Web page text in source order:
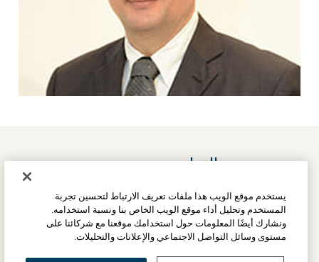
التطبيب عن بعد
لقد باتت عملية استفادة المرضى في جميع أنحاء العالم من
الخبراء الطبيين المشهورين لدى UCLA أسهل من أي وقت
مضى. ذلك أن خدمات الرأي الطبي الثاني التي تقدمها UCLA
Health تساعدنا في خدمة المزيد من المرضى وذلك من
يستخدم موقع الويب هذا ملفات تعريف الارتباط لتحسين تجربة
المستخدم وتحليل أداء موقع الويب الخاص بنا ونسبة استخدامه.
ونشارك أيضًا المعلومات حول استخدامك موقعنا مع شركائنا على
مستوى وسائل التواصل الاجتماعي والإعلانات والتحليلات.